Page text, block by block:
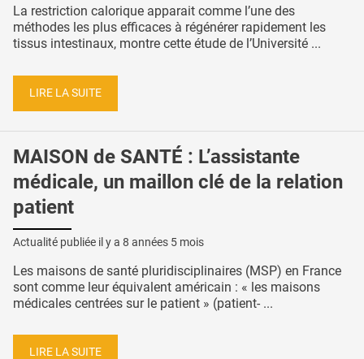
La restriction calorique apparait comme l’une des
méthodes les plus efficaces à régénérer rapidement les
tissus intestinaux, montre cette étude de l’Université ...
LIRE LA SUITE
MAISON de SANTÉ : L’assistante
médicale, un maillon clé de la relation
patient
Actualité publiée il y a 8 années 5 mois
Les maisons de santé pluridisciplinaires (MSP) en France
sont comme leur équivalent américain : « les maisons
médicales centrées sur le patient » (patient- ...
LIRE LA SUITE